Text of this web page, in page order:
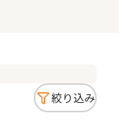
絞り込み